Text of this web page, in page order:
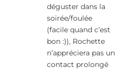
déguster dans la
soirée/foulée
(facile quand c’est
bon :)), Rochette
n’appréciera pas un
contact prolongé